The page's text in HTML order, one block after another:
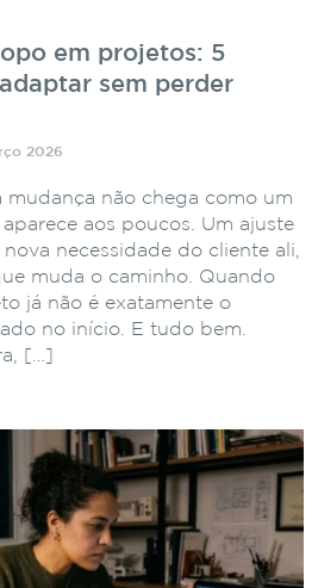
em projetos: 5
sem perder
2026
mudança não chega como um
aos poucos. Um ajuste
necessidade do cliente ali,
muda o caminho. Quando
já não é exatamente o
no início. E tudo bem.
[…]